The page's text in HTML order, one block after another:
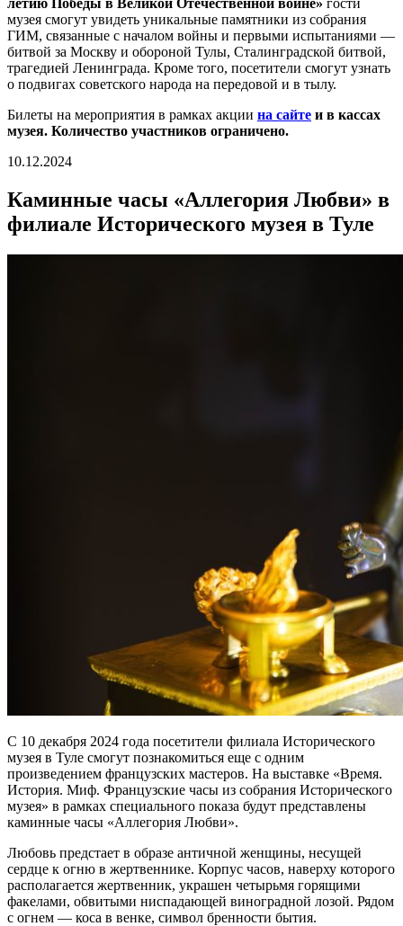
летию Победы в Великой Отечественной войне» гости
музея смогут увидеть уникальные памятники из собрания
ГИМ, связанные с началом войны и первыми испытаниями —
битвой за Москву и обороной Тулы, Сталинградской битвой,
трагедией Ленинграда. Кроме того, посетители смогут узнать
о подвигах советского народа на передовой и в тылу.
Билеты на мероприятия в рамках акции на сайте и в кассах
музея. Количество участников ограничено.
10.12.2024
Каминные часы «Аллегория Любви» в
филиале Исторического музея в Туле
С 10 декабря 2024 года посетители филиала Исторического
музея в Туле смогут познакомиться еще с одним
произведением французских мастеров. На выставке «Время.
История. Миф. Французские часы из собрания Исторического
музея» в рамках специального показа будут представлены
каминные часы «Аллегория Любви».
Любовь предстает в образе античной женщины, несущей
сердце к огню в жертвеннике. Корпус часов, наверху которого
располагается жертвенник, украшен четырьмя горящими
факелами, обвитыми ниспадающей виноградной лозой. Рядом
с огнем — коса в венке, символ бренности бытия.